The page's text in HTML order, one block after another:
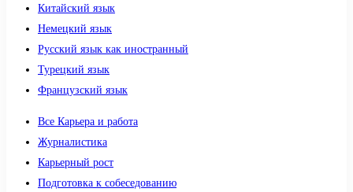
Китайский язык
Немецкий язык
Русский язык как иностранный
Турецкий язык
Французский язык
Все Карьера и работа
Журналистика
Карьерный рост
Подготовка к собеседованию